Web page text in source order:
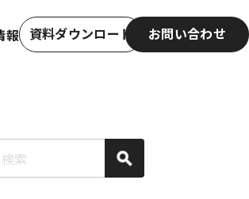
報
資料ダウンロード
資料ダウンロード
お問い合わせ
お問い合わせ